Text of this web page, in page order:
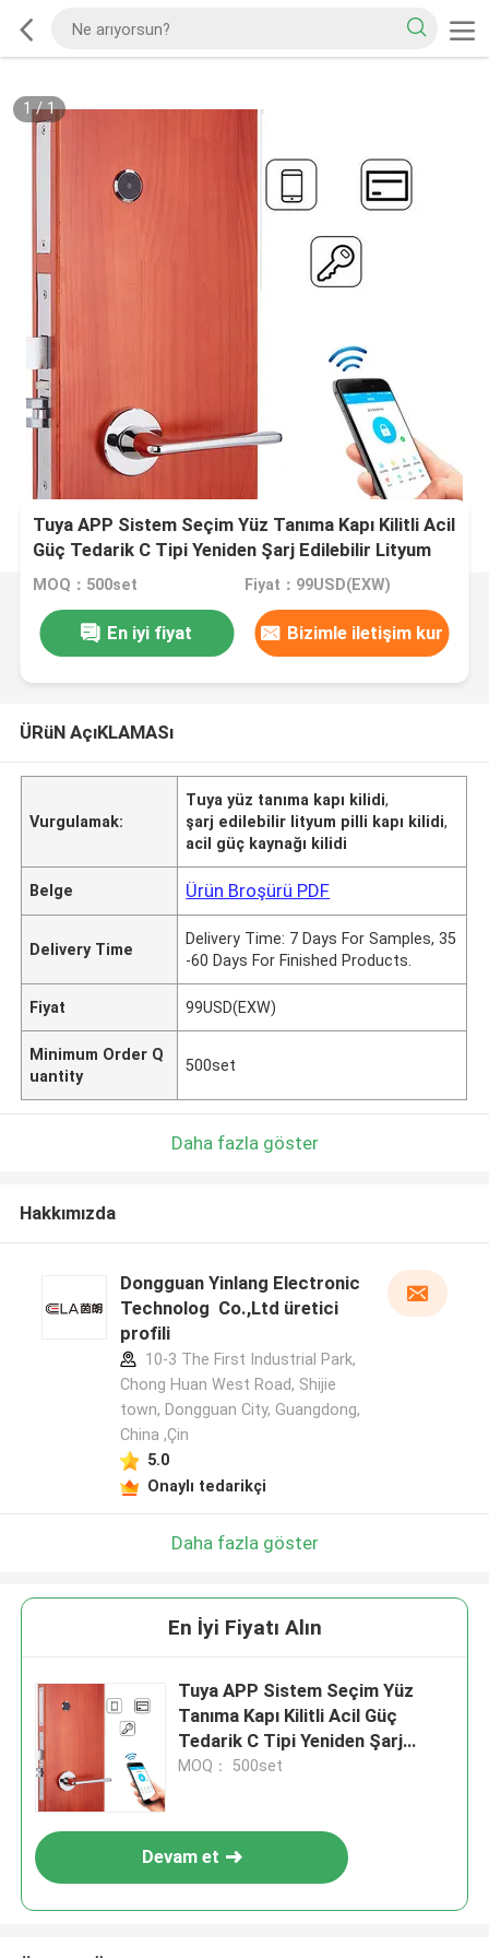
1 /1
Tuya APP Sistem Seçim Yüz Tanıma Kapı Kilitli Acil
Güç Tedarik C Tipi Yeniden Şarj Edilebilir Lityum
Pil Kapıya Erişimi Sağlayan
MOQ：500set Fiyat：99USD(EXW)
En iyi fiyat Bizimle iletişim kur
ÜRüN AçıKLAMASı
Vurgulamak:
Tuya yüz tanıma kapı kilidi,
şarj edilebilir lityum pilli kapı kilidi,
acil güç kaynağı kilidi
Belge Ürün Broşürü PDF
Delivery Time
Delivery Time: 7 Days For Samples, 35
-60 Days For Finished Products.
Fiyat 99USD(EXW)
Minimum Order Q
uantity
500set
Daha fazla göster
Hakkımızda
Dongguan Yinlang Electronic
Technolog Co.,Ltd üretici
profili
10-3 The First Industrial Park,
Chong Huan West Road, Shijie
town, Dongguan City, Guangdong,
China ,Çin
5.0
Onaylı tedarikçi
Daha fazla göster
En İyi Fiyatı Alın
Tuya APP Sistem Seçim Yüz
Tanıma Kapı Kilitli Acil Güç
Tedarik C Tipi Yeniden Şarj
Edilebilir Lityum Pil Kapıya
MOQ： 500set
Devam et